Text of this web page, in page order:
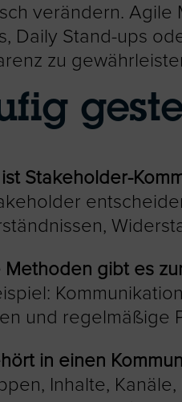
verändern. Agile
Daily Stand-ups
zu
Stakeholder-
Methoden gibt es
und regelmäßige
in einen
Inhalte,